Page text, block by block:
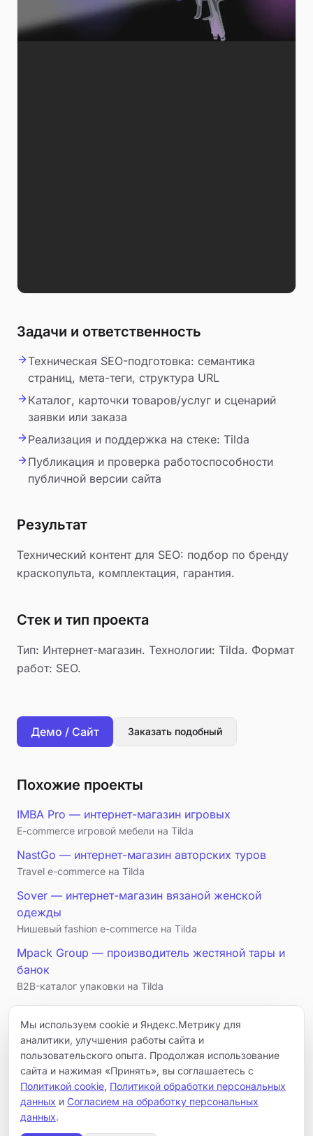
Задачи и ответственность
Техническая SEO-подготовка: семантика
страниц, мета-теги, структура URL
Каталог, карточки товаров/услуг и сценарий
заявки или заказа
Реализация и поддержка на стеке: Tilda
Публикация и проверка работоспособности
публичной версии сайта
Результат
Технический контент для SEO: подбор по бренду
краскопульта, комплектация, гарантия.
Стек и тип проекта
Тип: Интернет-магазин. Технологии: Tilda. Формат
работ: SEO.
Демо / Сайт Заказать подобный
Похожие проекты
IMBA Pro — интернет-магазин игровых
E-commerce игровой мебели на Tilda
NastGo — интернет-магазин авторских туров
Travel e-commerce на Tilda
Sover — интернет-магазин вязаной женской
одежды
Нишевый fashion e-commerce на Tilda
Mpack Group — производитель жестяной тары и
банок
B2B-каталог упаковки на Tilda
← Все проекты
Ещё:
Все проектыУслугиСвязаться
Мы используем cookie и Яндекс.Метрику для
аналитики, улучшения работы сайта и
пользовательского опыта. Продолжая использование
сайта и нажимая «Принять», вы соглашаетесь с
Политикой cookie, Политикой обработки персональных
данных и Согласием на обработку персональных
данных.